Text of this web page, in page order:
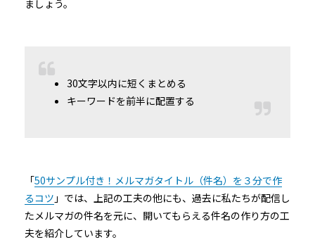
ましょう。
30文字以内に短くまとめる
キーワードを前半に配置する
「50サンプル付き！メルマガタイトル（件名）を３分で作
るコツ 」では、上記の工夫の他にも、過去に私たちが配信し
たメルマガの件名を元に、開いてもらえる件名の作り方の工
夫を紹介しています。